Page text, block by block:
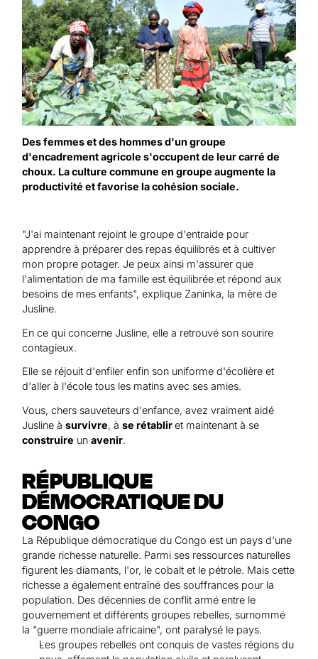
Des femmes et des hommes d'un groupe
d'encadrement agricole s'occupent de leur carré de
choux. La culture commune en groupe augmente la
productivité et favorise la cohésion sociale.
"J'ai maintenant rejoint le groupe d'entraide pour
apprendre à préparer des repas équilibrés et à cultiver
mon propre potager. Je peux ainsi m'assurer que
l'alimentation de ma famille est équilibrée et répond aux
besoins de mes enfants", explique Zaninka, la mère de
Jusline.
En ce qui concerne Jusline, elle a retrouvé son sourire
contagieux.
Elle se réjouit d'enfiler enfin son uniforme d'écolière et
d'aller à l'école tous les matins avec ses amies.
Vous, chers sauveteurs d'enfance, avez vraiment aidé
Jusline àsurvivre, àse rétabliret maintenant à se
construire unavenir.
RÉPUBLIQUE
DÉMOCRATIQUE DU
CONGO
La République démocratique du Congo est un pays d'une
grande richesse naturelle. Parmi ses ressources naturelles
figurent les diamants, l'or, le cobalt et le pétrole. Mais cette
richesse a également entraîné des souffrances pour la
population. Des décennies de conflit armé entre le
gouvernement et différents groupes rebelles, surnommé
la "guerre mondiale africaine", ont paralysé le pays.
Les groupes rebelles ont conquis de vastes régions du